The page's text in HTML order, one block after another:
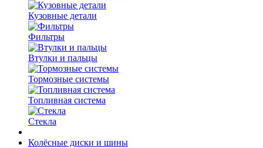
Кузовные детали
Фильтры
Втулки и пальцы
Тормозные системы
Топливная система
Стекла
Колёсные диски и шины